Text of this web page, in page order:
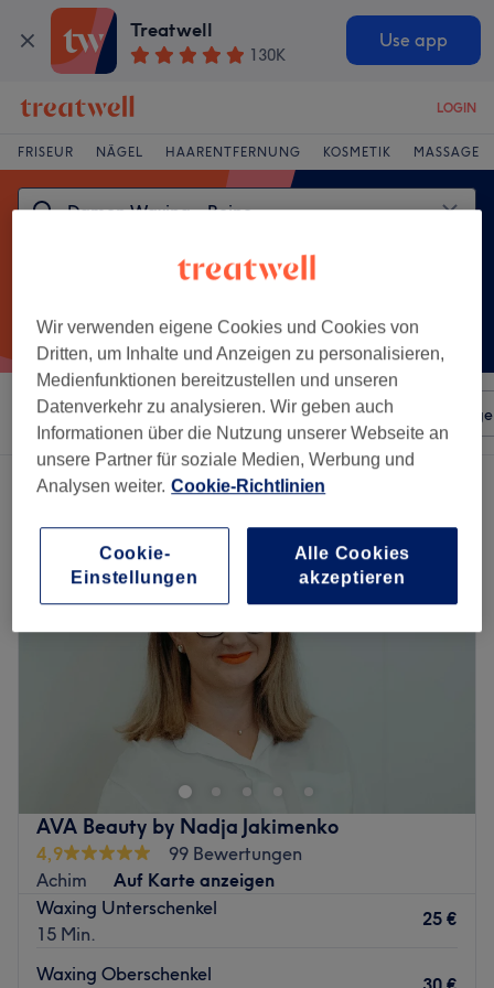
Treatwell
130K
Use app
LOGIN
FRISEUR NÄGEL HAARENTFERNUNG KOSMETIK MASSAGE
Sortieren nach Beliebiger Preis Salons
Ein Salon, der anbietet: damen waxing - beine in Achim
AVA Beauty by Nadja Jakimenko
4,9
99 Bewertungen
Achim
Auf Karte anzeigen
Waxing Unterschenkel
15 Min.
25 €
Waxing Oberschenkel
Wir verwenden eigene Cookies und Cookies von
Dritten, um Inhalte und Anzeigen zu personalisieren,
Medienfunktionen bereitzustellen und unseren
Datenverkehr zu analysieren. Wir geben auch
Informationen über die Nutzung unserer Webseite an
unsere Partner für soziale Medien, Werbung und
Analysen weiter. Cookie-Richtlinien
Cookie-
Einstellungen
Alle Cookies
akzeptieren